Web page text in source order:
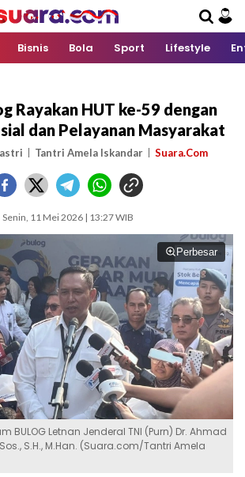
Bisnis Bola Sport Lifestyle
Rayakan HUT ke-59 dengan
dan Pelayanan Masyarakat
Tantri Amela Iskandar Suara.Com
Senin, 11 Mei 2026 | 13:27 WIB
Perbesar
BULOG Letnan Jenderal TNI (Purn) Dr. Ahmad
S.H., M.Han. (Suara.com/Tantri Amela